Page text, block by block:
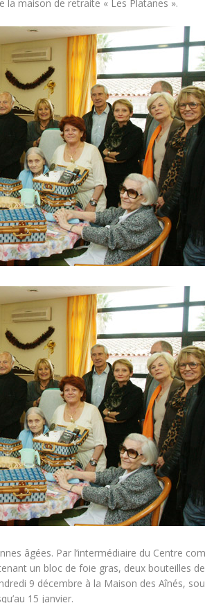
la maison de retraite « Les Platanes ».
âgées. Par l’intermédiaire du Centre
un bloc de foie gras, deux bouteilles
9 décembre à la Maison des Aînés,
15 janvier.